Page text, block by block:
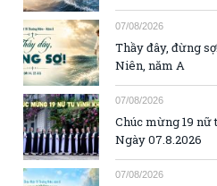
07/08/2026
Thầy đây, đừng
Niên, năm A
07/08/2026
Chúc mừng 19 nữ
Ngày 07.8.2026
07/08/2026